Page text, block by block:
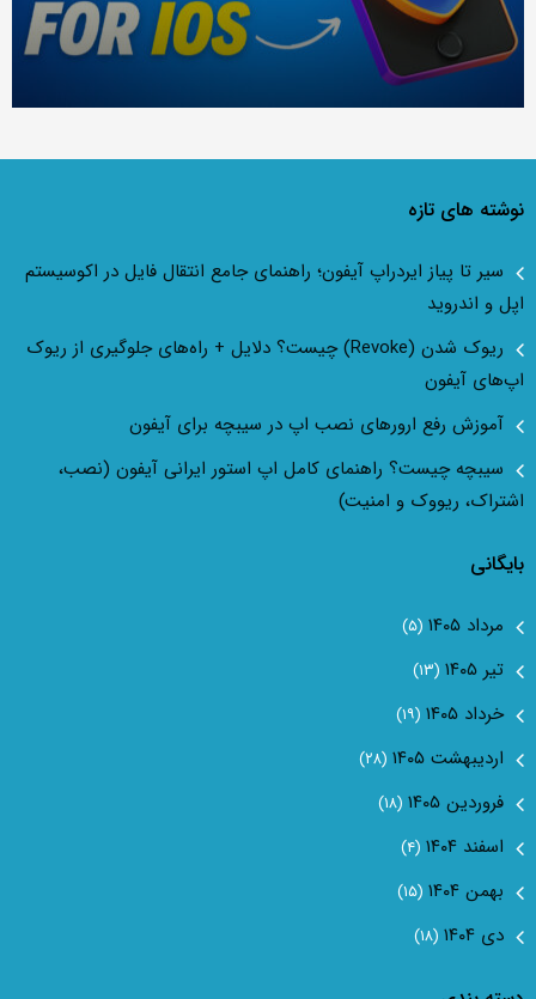
نوشته های تازه
سیر تا پیاز ایردراپ آیفون؛ راهنمای جامع انتقال فایل در اکوسیستم
اپل و اندروید
ریوک شدن (Revoke) چیست؟ دلایل + راه‌های جلوگیری از ریوک
اپ‌های آیفون
آموزش رفع ارور‌های نصب اپ در سیبچه برای آیفون
سیبچه چیست؟ راهنمای کامل اپ استور ایرانی آیفون (نصب،
اشتراک، ریووک و امنیت)
بایگانی
مرداد ۱۴۰۵ (۵)
تیر ۱۴۰۵ (۱۳)
خرداد ۱۴۰۵ (۱۹)
اردیبهشت ۱۴۰۵ (۲۸)
فروردین ۱۴۰۵ (۱۸)
اسفند ۱۴۰۴ (۴)
بهمن ۱۴۰۴ (۱۵)
دی ۱۴۰۴ (۱۸)